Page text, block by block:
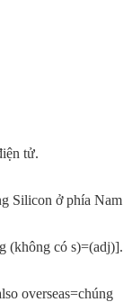
tử.
Silicon ở phía Nam
(không có s)=(adj)].
overseas=chúng